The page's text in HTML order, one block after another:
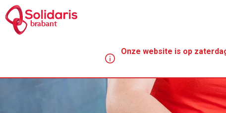
Overslaan
en
gaan
brabant
Onze website is op